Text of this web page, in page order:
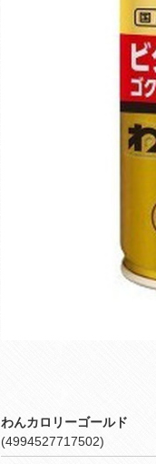
わんカロリーゴールド
(4994527717502)